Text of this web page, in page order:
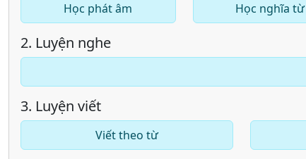
Học phát âm Học nghĩa từ
2. Luyện nghe
3. Luyện viết
Viết theo từ